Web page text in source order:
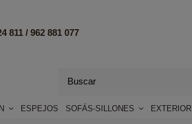
811 / 962 881 077
ESPEJOS SOFÁS-SILLONES EXTERIOR